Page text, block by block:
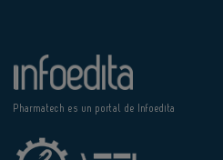
Pharmatech es un portal de Infoedita